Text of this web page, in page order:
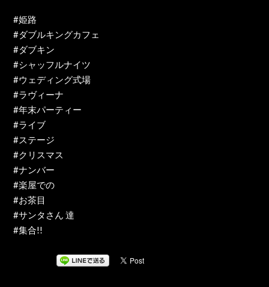
#姫路
#ダブルキングカフェ
#ダブキン
#シャッフルナイツ
#ウェディング式場
#ラヴィーナ
#年末パーティー
#ライブ
#ステージ
#クリスマス
#ナンバー
#楽屋での
#お茶目
#サンタさん 達
#集合!!